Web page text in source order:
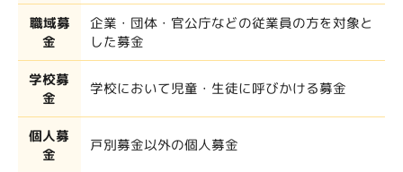
職域募
金
企業・団体・官公庁などの従業員の方を対象と
した募金
学校募
金
学校において児童・生徒に呼びかける募金
個人募
金
戸別募金以外の個人募金